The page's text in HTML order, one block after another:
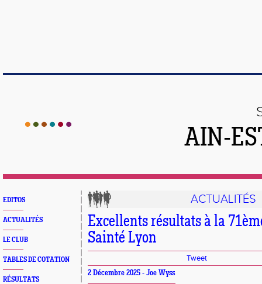
AIN-
EDITOS
ACTUALITÉS
LE CLUB
TABLES DE COTATION
RÉSULTATS
ACTUALITÉS
Excellents résultats à la
Sainté Lyon
Tweet
2 Décembre 2025 - Joe Wyss